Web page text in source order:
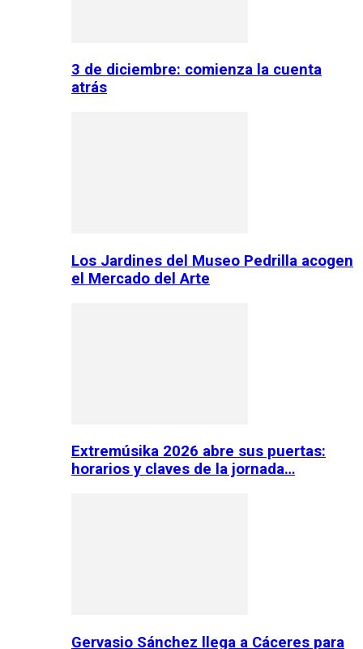
3 de diciembre: comienza la cuenta
atrás
Los Jardines del Museo Pedrilla acogen
el Mercado del Arte
Extremúsika 2026 abre sus puertas:
horarios y claves de la jornada…
Gervasio Sánchez llega a Cáceres para